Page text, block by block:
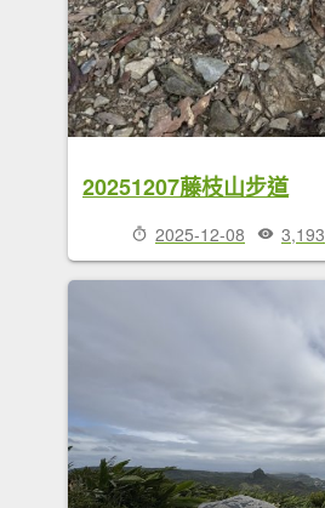
20251207藤枝山步道
2025-12-08 3,193